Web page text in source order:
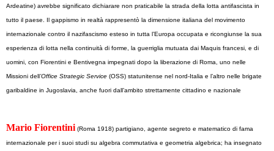
Ardeatine) avrebbe significato dichiarare non praticabile la strada della lotta antifascista in
tutto il paese. Il gappismo in realtà rappresentò la dimensione italiana del movimento
internazionale contro il nazifascismo esteso in tutta l’Europa occupata e ricongiunse la sua
esperienza di lotta nella continuità di forme, la guerriglia mutuata dai Maquis francesi, e di
uomini, con Fiorentini e Bentivegna impegnati dopo la liberazione di Roma, uno nelle
Missioni dell’Office Strategic Service (OSS) statunitense nel nord-Italia e l’altro nelle brigate
garibaldine in Jugoslavia, anche fuori dall’ambito strettamente cittadino e nazionale
Mario Fiorentini (Roma 1918) partigiano, agente segreto e matematico di fama
internazionale per i suoi studi su algebra commutativa e geometria algebrica; ha insegnato